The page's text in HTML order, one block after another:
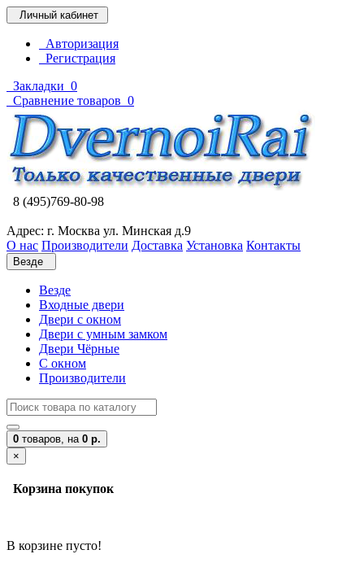
Личный кабинет
Авторизация
Регистрация
Закладки 0
Сравнение товаров 0
8 (495)769-80-98
Адрес: г. Москва ул. Минская д.9
О нас Производители Доставка Установка Контакты
Везде
Везде
Входные двери
Двери с окном
Двери с умным замком
Двери Чёрные
C окном
Производители
0 товаров, на 0 р.
×
Корзина покупок
В корзине пусто!